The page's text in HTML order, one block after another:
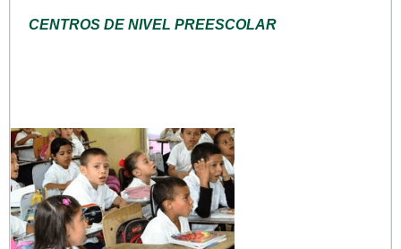
CENTROS DE NIVEL PREESCOLAR